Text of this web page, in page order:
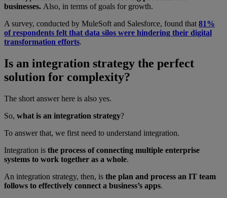
businesses. Also, in terms of goals for growth.
A survey, conducted by MuleSoft and Salesforce, found that81%
of respondents felt that data silos were hindering their digital
transformation efforts.
Is an integration strategy the perfect
solution for complexity?
The short answer here is also yes.
So, what is an integration strategy?
To answer that, we first need to understand integration.
Integration is the process of connecting multiple enterprise
systems to work together as a whole.
An integration strategy, then, is the plan and process an IT team
follows to effectively connect a business’s apps.